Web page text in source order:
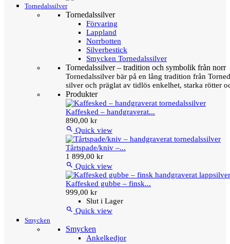
Tornedalssilver
Tornedalssilver
Förvaring
Lappland
Norrbotten
Silverbestick
Smycken Tornedalssilver
Tornedalssilver – tradition och symbolik från norr
Tornedalssilver bär på en lång tradition från
silver och präglat av tidlös enkelhet, starka rötter
Produkter
Kaffesked – handgraverat...
890,00 kr
 Quick view
Tårtspade/kniv –...
1 899,00 kr
 Quick view
Kaffesked gubbe – finsk...
999,00 kr
Slut i Lager
 Quick view
Smycken
Smycken
Ankelkedjor